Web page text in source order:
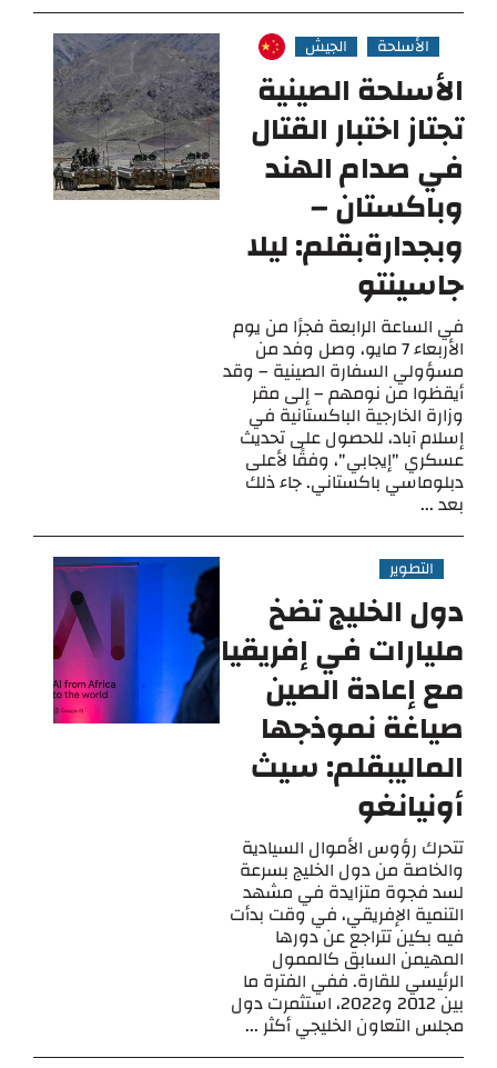
الأسلحة الجيش
الأسلحة الصينية
تجتاز اختبار القتال
في صدام الهند
وباكستان –
وبجدارةبقلم: ليلا
جاسينتو
في الساعة الرابعة فجرًا من يوم
الأربعاء 7 مايو، وصل وفد من
مسؤولي السفارة الصينية – وقد
أيقظوا من نومهم – إلى مقر
وزارة الخارجية الباكستانية في
إسلام آباد، للحصول على تحديث
عسكري "إيجابي"، وفقًا لأعلى
دبلوماسي باكستاني. جاء ذلك
بعد ...
التطوير
دول الخليج تضخ
مليارات في إفريقيا
مع إعادة الصين
صياغة نموذجها
الماليبقلم: سيث
أونيانغو
تتحرك رؤوس الأموال السيادية
والخاصة من دول الخليج بسرعة
لسد فجوة متزايدة في مشهد
التنمية الإفريقي، في وقت بدأت
فيه بكين تتراجع عن دورها
المهيمن السابق كالممول
الرئيسي للقارة. ففي الفترة ما
بين 2012 و2022، استثمرت دول
مجلس التعاون الخليجي أكثر ...